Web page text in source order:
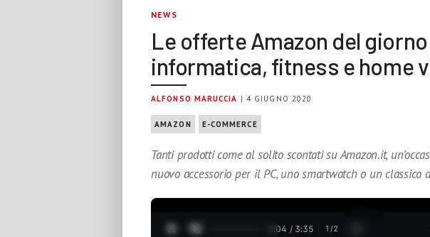
NEWS
Le offerte Amazon del
informatica, fitness e home
ALFONSO MARUCCIA | 4 GIUGNO 2020
AMAZON E-COMMERCE
Tanti prodotti come al solito scontati su Amazon.it,
nuovo accessorio per il PC, uno smartwatch o un
0:05 / 3:35 1 /2